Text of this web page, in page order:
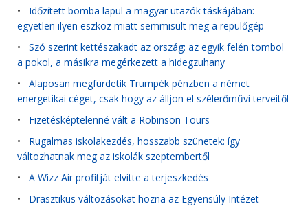
• Időzített bomba lapul a magyar utazók táskájában:
egyetlen ilyen eszköz miatt semmisült meg a repülőgép
• Szó szerint kettészakadt az ország: az egyik felén tombol
a pokol, a másikra megérkezett a hidegzuhany
• Alaposan megfürdetik Trumpék pénzben a német
energetikai céget, csak hogy az álljon el szélerőművi terveitől
• Fizetésképtelenné vált a Robinson Tours
• Rugalmas iskolakezdés, hosszabb szünetek: így
változhatnak meg az iskolák szeptembertől
• A Wizz Air profitját elvitte a terjeszkedés
• Drasztikus változásokat hozna az Egyensúly Intézet